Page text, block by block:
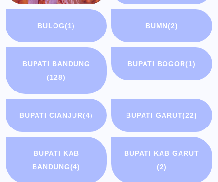
BULOG(1) BUMN(2)
BUPATI BANDUNG
(128)
BUPATI BOGOR(1)
BUPATI CIANJUR(4) BUPATI GARUT(22)
BUPATI KAB
BANDUNG(4)
BUPATI KAB GARUT
(2)